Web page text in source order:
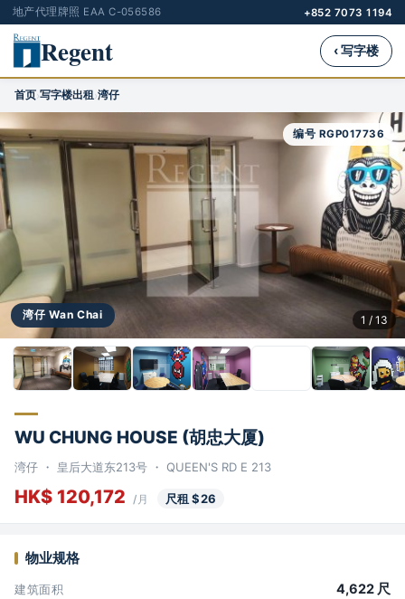
地产代理牌照 EAA C-056586 +852 7073 1194
Regent ‹ 写字楼
首页›写字楼出租›湾仔
湾仔 Wan Chai
编号 RGP017736
1 / 13
WU CHUNG HOUSE (胡忠大厦)
湾仔 ・ 皇后大道东213号 ・ QUEEN'S RD E 213
HK$ 120,172 /月 尺租 $26
物业规格
建筑面积 4,622 尺